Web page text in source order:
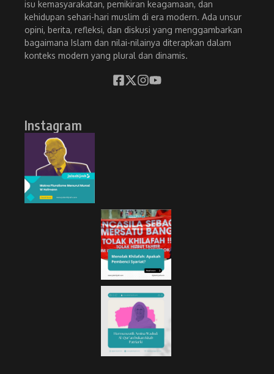
isu kemasyarakatan, pemikiran keagamaan, dan
kehidupan sehari-hari muslim di era modern. Ada unsur
opini, berita, refleksi, dan diskusi yang menggambarkan
bagaimana Islam dan nilai-nilainya diterapkan dalam
konteks modern yang plural dan dinamis.
Instagram